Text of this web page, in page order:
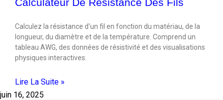
Calculez la résistance d'un fil en fonction du matériau, de la
longueur, du diamètre et de la température. Comprend un
tableau AWG, des données de résistivité et des visualisations
physiques interactives.
Lire La Suite »
juin 16, 2025